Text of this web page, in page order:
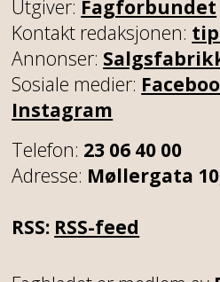
Utgiver: Fagforbundet
Kontakt redaksjonen:
Annonser:
Sosiale medier:
Instagram
Telefon: 23 06 40 00
Adresse: Møllergata
RSS: RSS-feed